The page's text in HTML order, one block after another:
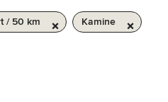
/ 50 km Kamine